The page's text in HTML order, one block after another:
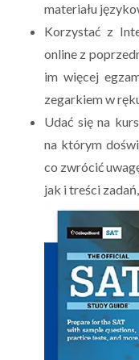
materiału
Korzystać z
online z
im więcej
zegarkiem w
Udać się na
na którym
co zwrócić
jak i treści